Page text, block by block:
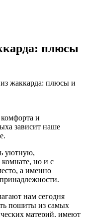
плюсы
жаккарда: плюсы и
комфорта и
зависит наше
уютную,
но и с
а именно
нам сегодня
пошиты из самых
материй, имеют